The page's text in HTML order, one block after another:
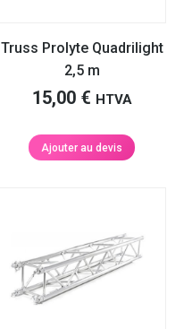
Truss Prolyte Quadrilight
2,5 m
15,00 € HTVA
Ajouter au devis